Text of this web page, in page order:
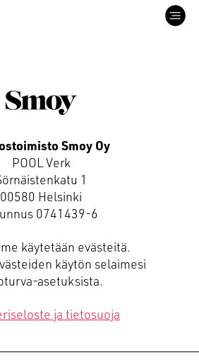
Smoy Oy
POOL Verk
1
00580 Helsinki
0741439-6
käytetään evästeitä.
käytön selaimesi
asetuksista.
ja tietosuoja